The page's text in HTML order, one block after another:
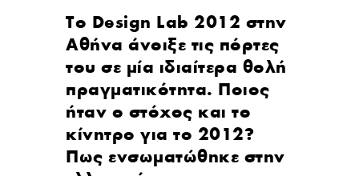
Το Design Lab 2012 στην
Αθήνα άνοιξε τις πόρτες
του σε μία ιδιαίτερα θολή
πραγματικότητα. Ποιος
ήταν ο στόχος και το
κίνητρο για το 2012?
Πως ενσωματώθηκε στην